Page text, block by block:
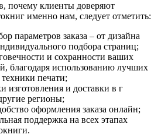
почему клиенты доверяют
именно нам, следует отметить:
параметров заказа – от дизайна
подбора страниц;
и сохранности ваших
благодаря использованию лучших
печати;
изготовления и доставки в г
регионы;
оформления заказа онлайн;
поддержка на всех этапах